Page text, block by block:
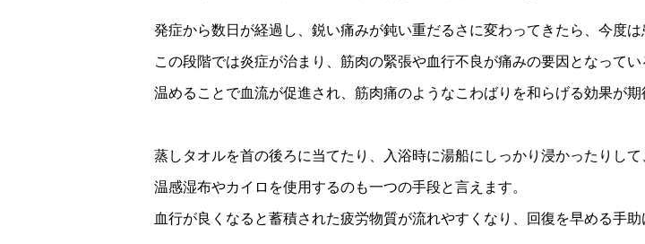
発症から数日が経過し、鋭い痛みが鈍い重だるさに変わってきたら、今度は
この段階では炎症が治まり、筋肉の緊張や血行不良が痛みの要因となってい
温めることで血流が促進され、筋肉痛のようなこわばりを和らげる効果が期
蒸しタオルを首の後ろに当てたり、入浴時に湯船にしっかり浸かったりし
温感湿布やカイロを使用するのも一つの手段と言えます。
血行が良くなると蓄積された疲労物質が流れやすくなり、回復を早める手助